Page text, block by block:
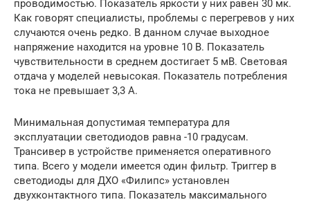
проводимостью. Показатель яркости у них равен 30 мк.
Как говорят специалисты, проблемы с перегревов у них
случаются очень редко. В данном случае выходное
напряжение находится на уровне 10 В. Показатель
чувствительности в среднем достигает 5 мВ. Световая
отдача у моделей невысокая. Показатель потребления
тока не превышает 3,3 А.
Минимальная допустимая температура для
эксплуатации светодиодов равна -10 градусам.
Трансивер в устройстве применяется оперативного
типа. Всего у модели имеется один фильтр. Триггер в
светодиоды для ДХО «Филипс» установлен
двухконтактного типа. Показатель максимального